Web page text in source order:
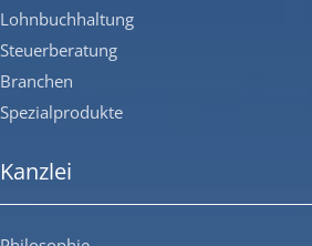
Lohnbuchhaltung
Steuerberatung
Branchen
Spezialprodukte
Kanzlei